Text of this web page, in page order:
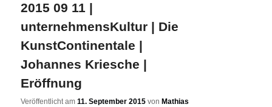
2015 09 11 |
unternehmensKultur | Die
KunstContinentale |
Johannes Kriesche |
Eröffnung
Veröffentlicht am11. September 2015 von Mathias